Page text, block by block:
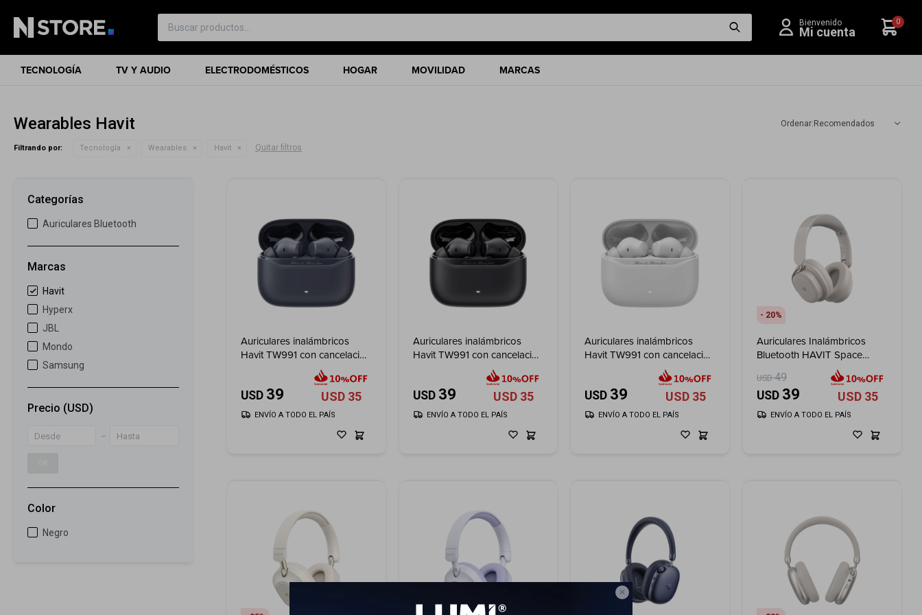

TECNOLOGÍA TV Y AUDIO ELECTRODOMÉSTICOS HOGAR MOVILIDAD MARCAS
0
Wearables Havit Recomendados
Filtrando por: Tecnología Wearables Havit Quitar filtros
Auriculares inalámbricos
Havit TW991 con cancelación
USD 39 USD 35
ENVÍO A TODO EL PAÍS
Auriculares inalámbricos
Havit TW991 con cancelación
USD 39 USD 35
ENVÍO A TODO EL PAÍS
Auriculares inalámbricos
Havit TW991 con cancelación
USD 39 USD 35
ENVÍO A TODO EL PAÍS
20
Auriculares Inalámbricos
Bluetooth HAVIT Space
USD 49
USD 39 USD 35
ENVÍO A TODO EL PAÍS
Categorías
Auriculares Bluetooth
Marcas
Havit
Hyperx
JBL
Mondo
Samsung
Precio (USD)
Color
Negro